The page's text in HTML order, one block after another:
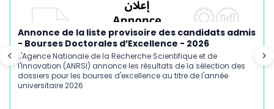
Annonce de la liste provisoire des candidats admis
- Bourses Doctorales d’Excellence - 2026
L'Agence Nationale de la Recherche Scientifique et de
l'Innovation (ANRSI) annonce les résultats de la sélection des
dossiers pour les bourses d'excellence au titre de l'année
universitaire 2026